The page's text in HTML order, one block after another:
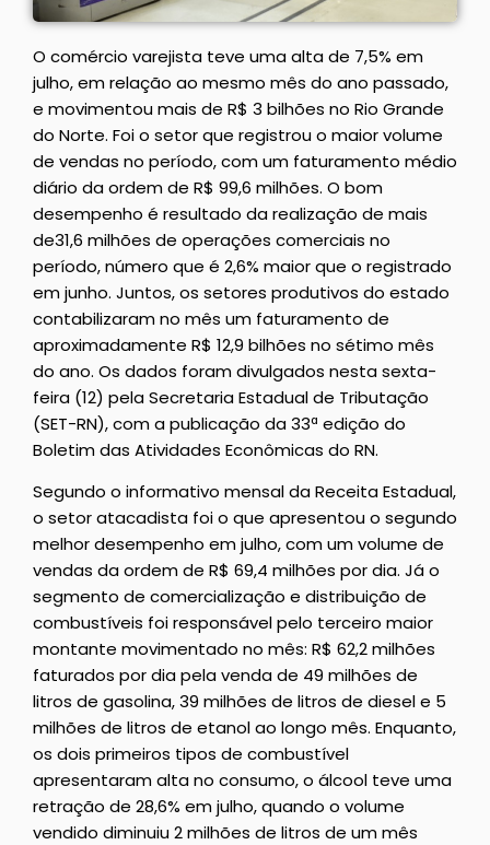
O comércio varejista teve uma alta de 7,5% em
julho, em relação ao mesmo mês do ano passado,
e movimentou mais de R$ 3 bilhões no Rio Grande
do Norte. Foi o setor que registrou o maior volume
de vendas no período, com um faturamento médio
diário da ordem de R$ 99,6 milhões. O bom
desempenho é resultado da realização de mais
de31,6 milhões de operações comerciais no
período, número que é 2,6% maior que o registrado
em junho. Juntos, os setores produtivos do estado
contabilizaram no mês um faturamento de
aproximadamente R$ 12,9 bilhões no sétimo mês
do ano. Os dados foram divulgados nesta sexta-
feira (12) pela Secretaria Estadual de Tributação
(SET-RN), com a publicação da 33ª edição do
Boletim das Atividades Econômicas do RN.
Segundo o informativo mensal da Receita Estadual,
o setor atacadista foi o que apresentou o segundo
melhor desempenho em julho, com um volume de
vendas da ordem de R$ 69,4 milhões por dia. Já o
segmento de comercialização e distribuição de
combustíveis foi responsável pelo terceiro maior
montante movimentado no mês: R$ 62,2 milhões
faturados por dia pela venda de 49 milhões de
litros de gasolina, 39 milhões de litros de diesel e 5
milhões de litros de etanol ao longo mês. Enquanto,
os dois primeiros tipos de combustível
apresentaram alta no consumo, o álcool teve uma
retração de 28,6% em julho, quando o volume
vendido diminuiu 2 milhões de litros de um mês